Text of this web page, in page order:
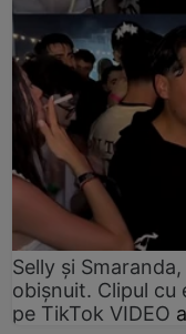
Selly și
obișnuit. Clipul cu
pe TikTok VIDEO